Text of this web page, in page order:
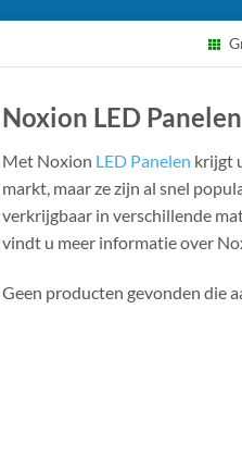
Noxion LED Panelen
Met Noxion LED Panelen krijgt
markt, maar ze zijn al snel
verkrijgbaar in verschillende
vindt u meer informatie over
Geen producten gevonden die